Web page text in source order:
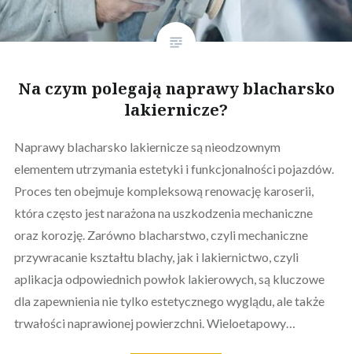
Na czym polegają naprawy blacharsko
lakiernicze?
Naprawy blacharsko lakiernicze są nieodzownym
elementem utrzymania estetyki i funkcjonalności pojazdów.
Proces ten obejmuje kompleksową renowację karoserii,
która często jest narażona na uszkodzenia mechaniczne
oraz korozję. Zarówno blacharstwo, czyli mechaniczne
przywracanie kształtu blachy, jak i lakiernictwo, czyli
aplikacja odpowiednich powłok lakierowych, są kluczowe
dla zapewnienia nie tylko estetycznego wyglądu, ale także
trwałości naprawionej powierzchni. Wieloetapowy…